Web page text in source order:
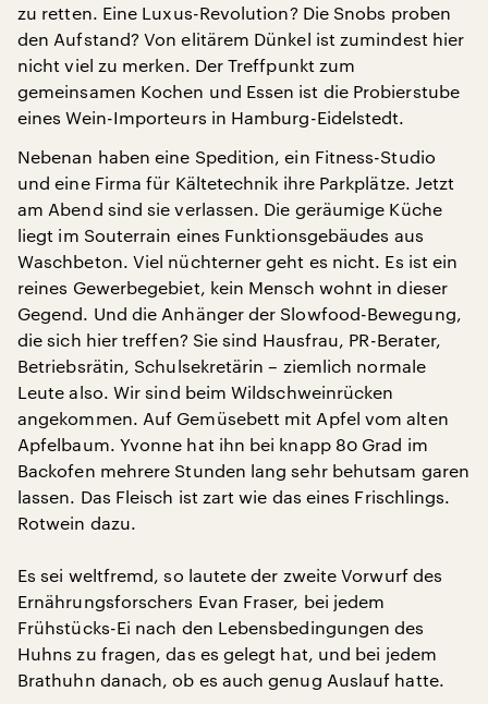
zu retten. Eine Luxus-Revolution? Die Snobs proben
den Aufstand? Von elitärem Dünkel ist zumindest hier
nicht viel zu merken. Der Treffpunkt zum
gemeinsamen Kochen und Essen ist die Probierstube
eines Wein-Importeurs in Hamburg-Eidelstedt.
Nebenan haben eine Spedition, ein Fitness-Studio
und eine Firma für Kältetechnik ihre Parkplätze. Jetzt
am Abend sind sie verlassen. Die geräumige Küche
liegt im Souterrain eines Funktionsgebäudes aus
Waschbeton. Viel nüchterner geht es nicht. Es ist ein
reines Gewerbegebiet, kein Mensch wohnt in dieser
Gegend. Und die Anhänger der Slowfood-Bewegung,
die sich hier treffen? Sie sind Hausfrau, PR-Berater,
Betriebsrätin, Schulsekretärin – ziemlich normale
Leute also. Wir sind beim Wildschweinrücken
angekommen. Auf Gemüsebett mit Apfel vom alten
Apfelbaum. Yvonne hat ihn bei knapp 80 Grad im
Backofen mehrere Stunden lang sehr behutsam garen
lassen. Das Fleisch ist zart wie das eines Frischlings.
Rotwein dazu.
Es sei weltfremd, so lautete der zweite Vorwurf des
Ernährungsforschers Evan Fraser, bei jedem
Frühstücks-Ei nach den Lebensbedingungen des
Huhns zu fragen, das es gelegt hat, und bei jedem
Brathuhn danach, ob es auch genug Auslauf hatte.